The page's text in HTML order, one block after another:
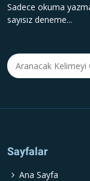
Sadece okuma
sayısız deneme...
Sayfalar
Ana Sayfa